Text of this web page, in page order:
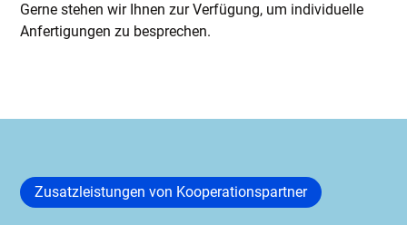
Gerne stehen wir Ihnen zur Verfügung, um individuelle
Anfertigungen zu besprechen.
Zusatzleistungen von Kooperationspartner